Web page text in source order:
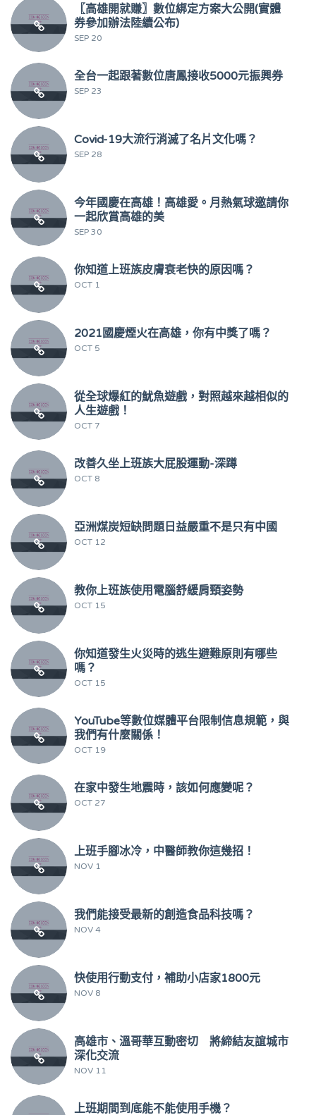
〖高雄開就賺〗數位綁定方案大公開(實體
券參加辦法陸續公布)
SEP 20
全台一起跟著數位唐鳳接收5000元振興券
SEP 23
Covid-19大流行消滅了名片文化嗎？
SEP 28
今年國慶在高雄！高雄愛。月熱氣球邀請你
一起欣賞高雄的美
SEP 30
你知道上班族皮膚衰老快的原因嗎？
OCT 1
2021國慶煙火在高雄，你有中獎了嗎？
OCT 5
從全球爆紅的魷魚遊戲，對照越來越相似的
人生遊戲！
OCT 7
改善久坐上班族大屁股運動-深蹲
OCT 8
亞洲煤炭短缺問題日益嚴重不是只有中國
OCT 12
教你上班族使用電腦舒緩肩頸姿勢
OCT 15
你知道發生火災時的逃生避難原則有哪些
嗎？
OCT 15
YouTube等數位媒體平台限制信息規範，與
我們有什麼關係！
OCT 19
在家中發生地震時，該如何應變呢？
OCT 27
上班手腳冰冷，中醫師教你這幾招！
NOV 1
我們能接受最新的創造食品科技嗎？
NOV 4
快使用行動支付，補助小店家1800元
NOV 8
高雄市、溫哥華互動密切 將締結友誼城市
深化交流
NOV 11
上班期間到底能不能使用手機？